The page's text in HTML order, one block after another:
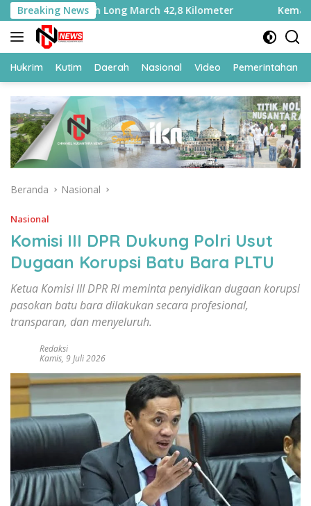
Langsung
ke
konten
Breaking News
Long March 42,8 Kilometer Kemasi Liu yang
Hukrim Kutim Daerah Nasional Video Pemerintahan
Beranda Nasional
Nasional
Komisi III DPR Dukung Polri Usut
Dugaan Korupsi Batu Bara PLTU
Ketua Komisi III DPR RI meminta penyidikan dugaan korupsi
pasokan batu bara dilakukan secara profesional,
transparan, dan menyeluruh.
Redaksi
Kamis, 9 Juli 2026